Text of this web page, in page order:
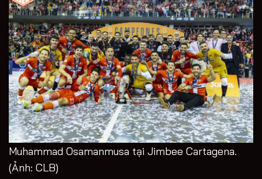
Muhammad Osamanmusa tại Jimbee Cartagena.
(Ảnh: CLB)